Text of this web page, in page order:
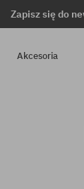
Zapisz się do
Akcesoria